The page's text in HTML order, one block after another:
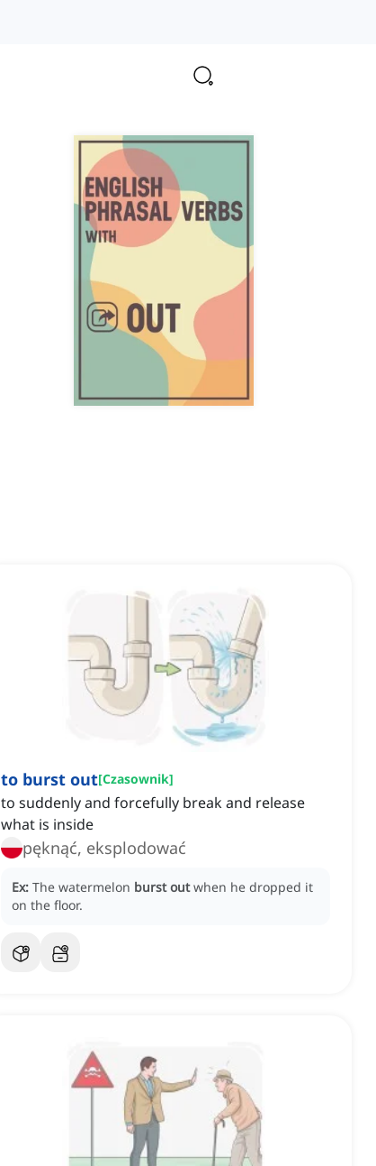
to burst out[Czasownik]
to suddenly and forcefully break and release
what is inside
pęknąć, eksplodować
Ex: The watermelon burst out when he dropped it
on the floor.